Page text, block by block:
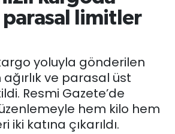
parasal limitler
yoluyla gönderilen
ve parasal üst
Resmi Gazete’de
hem kilo hem
katına çıkarıldı.